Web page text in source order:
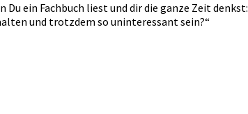
ein Fachbuch liest und dir die ganze Zeit denkst:
und trotzdem so uninteressant sein?“